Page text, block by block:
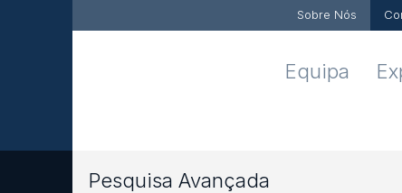
Sobre Nós
Equipa
Pesquisa Avançada